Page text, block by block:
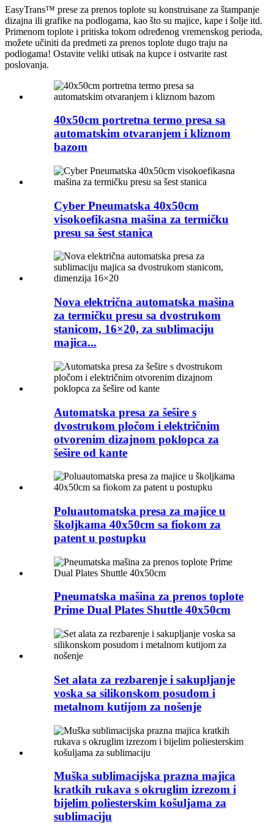
EasyTrans™ prese za prenos toplote su konstruisane za štampanje
dizajna ili grafike na podlogama, kao što su majice, kape i šolje itd.
Primenom toplote i pritiska tokom određenog vremenskog perioda,
možete učiniti da predmeti za prenos toplote dugo traju na
podlogama! Ostavite veliki utisak na kupce i ostvarite rast
poslovanja.
40x50cm portretna termo presa sa
automatskim otvaranjem i kliznom
bazom
Cyber ​​Pneumatska 40x50cm
visokoefikasna mašina za termičku
presu sa šest stanica
Nova električna automatska mašina
za termičku presu sa dvostrukom
stanicom, 16×20, za sublimaciju
majica...
Automatska presa za šešire s
dvostrukom pločom i električnim
otvorenim dizajnom poklopca za
šešire od kante
Poluautomatska presa za majice u
školjkama 40x50cm sa fiokom za
patent u postupku
Pneumatska mašina za prenos toplote
Prime Dual Plates Shuttle 40x50cm
Set alata za rezbarenje i sakupljanje
voska sa silikonskom posudom i
metalnom kutijom za nošenje
Muška sublimacijska prazna majica
kratkih rukava s okruglim izrezom i
bijelim poliesterskim košuljama za
sublimaciju